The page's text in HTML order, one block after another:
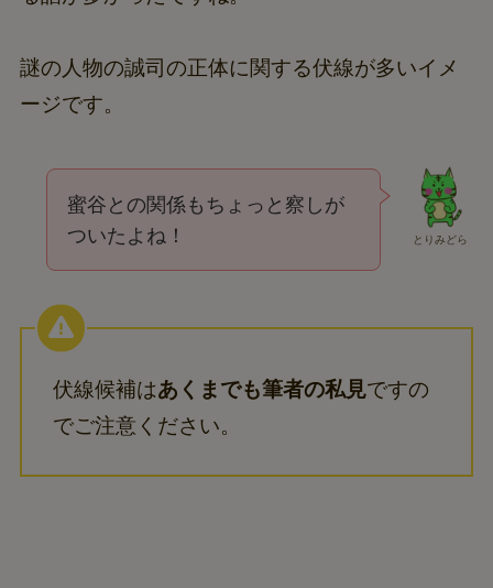
謎の人物の誠司の正体に関する伏線が多いイメ
ージです。
とりみどら
蜜谷との関係もちょっと察しが
ついたよね！
伏線候補はあくまでも筆者の私見ですの
でご注意ください。